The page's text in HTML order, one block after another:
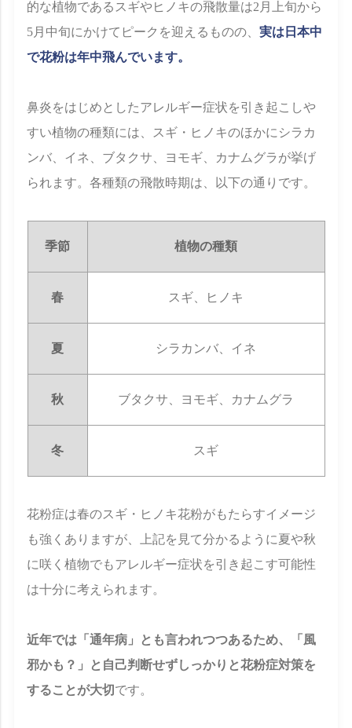
的な植物であるスギやヒノキの飛散量は2月上旬から
5月中旬にかけてピークを迎えるものの、実は日本中
で花粉は年中飛んでいます。
鼻炎をはじめとしたアレルギー症状を引き起こしや
すい植物の種類には、スギ・ヒノキのほかにシラカ
ンバ、イネ、ブタクサ、ヨモギ、カナムグラが挙げ
られます。各種類の飛散時期は、以下の通りです。
季節 植物の種類
春 スギ、ヒノキ
夏 シラカンバ、イネ
秋 ブタクサ、ヨモギ、カナムグラ
冬 スギ
花粉症は春のスギ・ヒノキ花粉がもたらすイメージ
も強くありますが、上記を見て分かるように夏や秋
に咲く植物でもアレルギー症状を引き起こす可能性
は十分に考えられます。
近年では「通年病」とも言われつつあるため、「風
邪かも？」と自己判断せずしっかりと花粉症対策を
することが大切 です。